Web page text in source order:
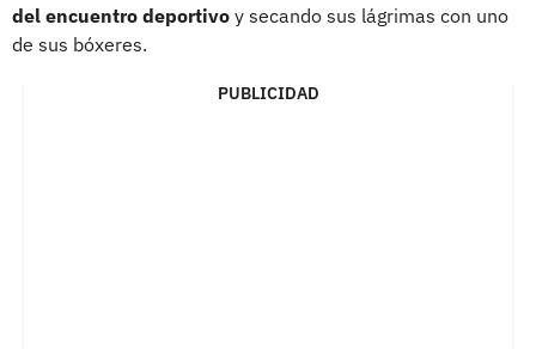
del encuentro deportivo y secando sus lágrimas con uno
de sus bóxeres.
PUBLICIDAD